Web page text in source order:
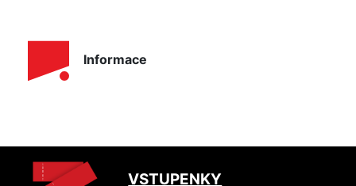
Informace
VSTUPENKY